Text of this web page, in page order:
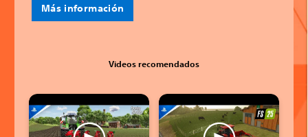
Más información
Videos recomendados